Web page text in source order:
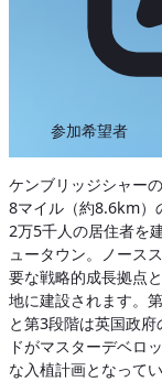
参加希望者
ケンブリッジシャー
8マイル（約8.6km）
2万5千人の居住者を
ュータウン。ノース
要な戦略的成長拠点
地に建設されます。
と第3段階は英国政
ドがマスターデベロ
な入植計画となってい